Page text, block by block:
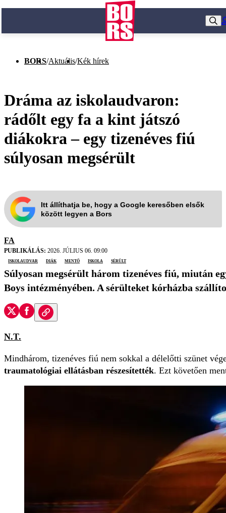
BORS/Aktuális/Kék hírek
Dráma az iskolaudvaron:
rádőlt egy fa a kint játszó
diákokra – egy tizenéves fiú
súlyosan megsérült
Itt állíthatja be, hogy a Google keresőben elsők
között legyen a Bors
FA
PUBLIKÁLÁS: 2026. JÚLIUS 06. 09:00
iskolaudvar
diák mentő iskola sérült
Súlyosan megsérült három tizenéves fiú, miután
Boys intézményében. A sérülteket kórházba
N.T.
Mindhárom, tizenéves fiú nem sokkal a délelőtti szünet
traumatológiai ellátásban részesítették. Ezt követően